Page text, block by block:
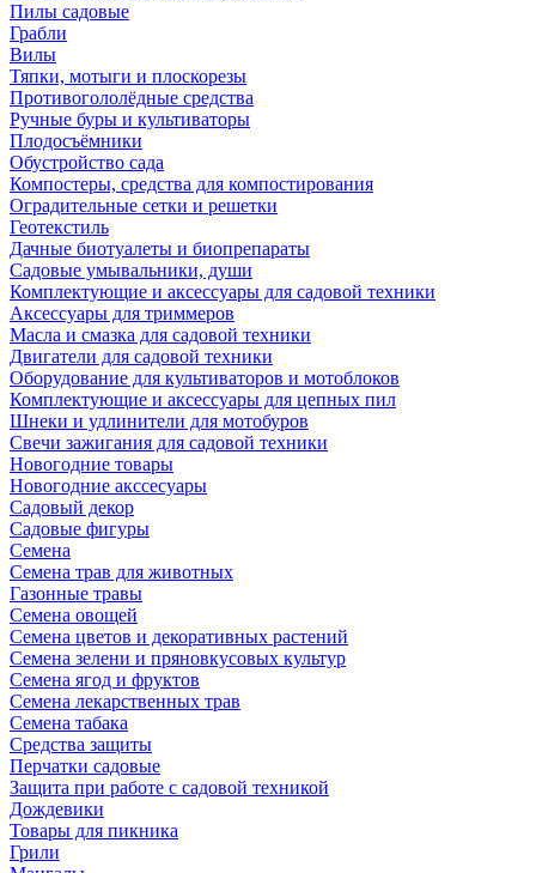
Пилы садовые
Грабли
Вилы
Тяпки, мотыги и плоскорезы
Противогололёдные средства
Ручные буры и культиваторы
Плодосъёмники
Обустройство сада
Компостеры, средства для компостирования
Оградительные сетки и решетки
Геотекстиль
Дачные биотуалеты и биопрепараты
Садовые умывальники, души
Комплектующие и аксессуары для садовой техники
Аксессуары для триммеров
Масла и смазка для садовой техники
Двигатели для садовой техники
Оборудование для культиваторов и мотоблоков
Комплектующие и аксессуары для цепных пил
Шнеки и удлинители для мотобуров
Свечи зажигания для садовой техники
Новогодние товары
Новогодние акссесуары
Садовый декор
Садовые фигуры
Семена
Семена трав для животных
Газонные травы
Семена овощей
Семена цветов и декоративных растений
Семена зелени и пряновкусовых культур
Семена ягод и фруктов
Семена лекарственных трав
Семена табака
Средства защиты
Перчатки садовые
Защита при работе с садовой техникой
Дождевики
Товары для пикника
Грили